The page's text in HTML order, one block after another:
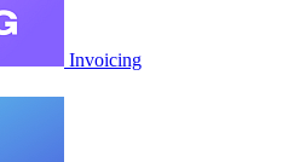
Invoicing